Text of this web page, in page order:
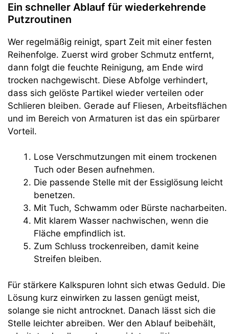
Ein schneller Ablauf für wiederkehrende
Putzroutinen
Wer regelmäßig reinigt, spart Zeit mit einer festen
Reihenfolge. Zuerst wird grober Schmutz entfernt,
dann folgt die feuchte Reinigung, am Ende wird
trocken nachgewischt. Diese Abfolge verhindert,
dass sich gelöste Partikel wieder verteilen oder
Schlieren bleiben. Gerade auf Fliesen, Arbeitsflächen
und im Bereich von Armaturen ist das ein spürbarer
Vorteil.
Lose Verschmutzungen mit einem trockenen
Tuch oder Besen aufnehmen.
Die passende Stelle mit der Essiglösung leicht
benetzen.
Mit Tuch, Schwamm oder Bürste nacharbeiten.
Mit klarem Wasser nachwischen, wenn die
Fläche empfindlich ist.
Zum Schluss trockenreiben, damit keine
Streifen bleiben.
Für stärkere Kalkspuren lohnt sich etwas Geduld. Die
Lösung kurz einwirken zu lassen genügt meist,
solange sie nicht antrocknet. Danach lässt sich die
Stelle leichter abreiben. Wer den Ablauf beibehält,